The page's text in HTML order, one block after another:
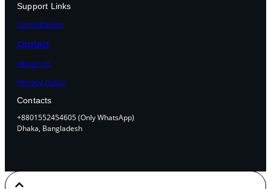
Support Links
Consultation
Contact
About US
Privacy Policy
Contacts
+8801552454605 (Only WhatsApp)
Dhaka, Bangladesh